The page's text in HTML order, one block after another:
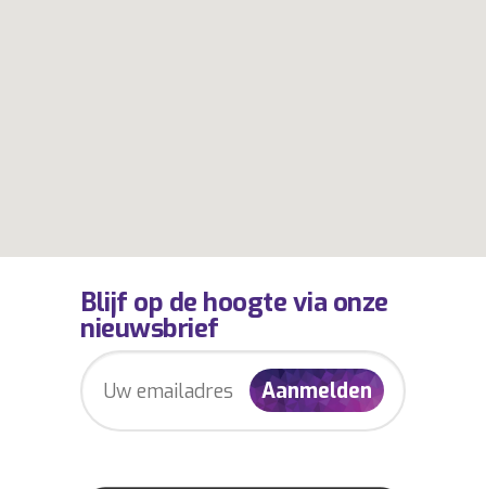
Blijf op de hoogte via onze
nieuwsbrief